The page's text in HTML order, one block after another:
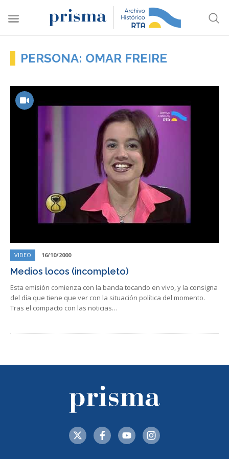
PERSONA: OMAR FREIRE
VIDEO 16/10/2000
Medios locos (incompleto)
Esta emisión comienza con la banda tocando en vivo, y la consigna
del día que tiene que ver con la situación política del momento.
Tras el compacto con las noticias…